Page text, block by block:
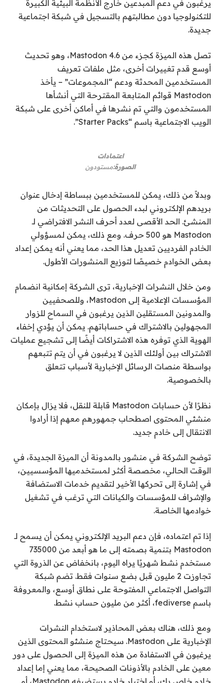
يرغبون في دعم المبدعين خارج الأنظمة البيئية الكبيرة
للتكنولوجيا دون مطالبتهم بالتسجيل في شبكة اجتماعية
جديدة.
تصل هذه الميزة كجزء من Mastodon 4.6، وهو تحديث
أوسع قدم تغييرات أخرى، مثل ملفات تعريف
المستخدمين المحدثة ودعم “المجموعات” – يأخذ
Mastodon قوائم المتابعة المقترحة التي أنشأها
المستخدمون والتي تم نشرها في أماكن أخرى على شبكة
الويب الاجتماعية باسم “Starter Packs”.
اعتمادات
الصورة:مستودون
وبدلاً من ذلك، يمكن للمستخدمين ببساطة إدخال عنوان
بريدهم الإلكتروني لبدء الحصول على التحديثات من
المنشئ. الحد الأقصى لعدد أحرف النشر الافتراضي لـ
Mastodon هو 500 حرف. ومع ذلك، يمكن لمسؤولي
الخادم الفرديين تعديل هذا الحد، مما يعني أنه يمكن إعداد
بعض الخوادم خصيصًا لتوزيع المنشورات الأطول.
ومن خلال النشرات الإخبارية، ترى الشركة إمكانية انضمام
المؤسسات الإعلامية إلى Mastodon، وللصحفيين
والمدونين المستقلين الذين يرغبون في السماح للزوار
المجهولين بالاشتراك في حساباتهم. يمكن أن يؤدي إخفاء
الهوية الذي توفره هذه الاشتراكات أيضًا إلى تشجيع عمليات
الاشتراك بين أولئك الذين لا يرغبون في أن يتم تتبعهم
بواسطة منصات الرسائل الإخبارية لأسباب تتعلق
بالخصوصية.
نظرًا لأن حسابات Mastodon قابلة للنقل، فلا يزال بإمكان
منشئي المحتوى اصطحاب جمهورهم معهم إذا أرادوا
الانتقال إلى خادم جديد.
توضح الشركة في منشور بالمدونة أن الميزة الجديدة، في
الوقت الحالي، مخصصة أكثر لمستخدميها المؤسسيين،
في إشارة إلى تحركها الأخير لتقديم خدمات الاستضافة
والإشراف للمؤسسات والكيانات التي ترغب في تشغيل
خوادمها الخاصة.
إذا تم اعتماده، فإن دعم البريد الإلكتروني يمكن أن يسمح لـ
Mastodon بتنمية بصمته إلى ما هو أبعد من 735000
مستخدم نشط شهريًا يراه اليوم، بانخفاض عن الذروة التي
تجاوزت 2 مليون قبل بضع سنوات فقط. تضم شبكة
التواصل الاجتماعي المفتوحة على نطاق أوسع، والمعروفة
باسم fediverse، أكثر من مليون حساب نشط.
ومع ذلك، هناك بعض المحاذير لاستخدام النشرات
الإخبارية على Mastodon. سيحتاج منشئو المحتوى الذين
يرغبون في الاستفادة من هذه الميزة إلى الحصول على دور
معين على الخادم بالأذونات الصحيحة، مما يعني إما إعداد